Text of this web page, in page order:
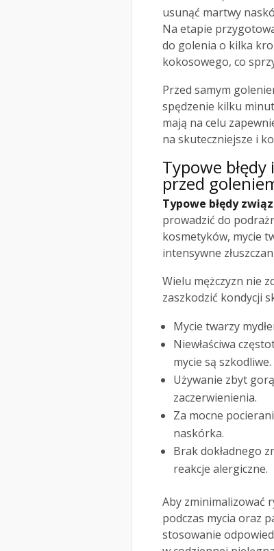
usunąć martwy
Na etapie
do golenia o kilka
kokosowego, co
Przed samym
spędzenie kilku
mają na celu
na skuteczniejsze i
Typowe
przed
Typowe błędy
prowadzić do
kosmetyków, mycie
intensywne
Wielu mężczyzn nie
zaszkodzić kondycji
Mycie twarzy
Niewłaściwa
mycie są szkodliwe.
Używanie zbyt
zaczerwienienia.
Za mocne
naskórka.
Brak dokładnego
reakcje alergiczne.
Aby zminimalizować
podczas mycia oraz
stosowanie